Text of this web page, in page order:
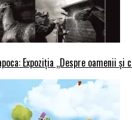
Expoziția „Despre oamenii și